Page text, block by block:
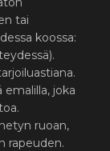
tai
koossa:
joka
ruoan,
rapeuden.